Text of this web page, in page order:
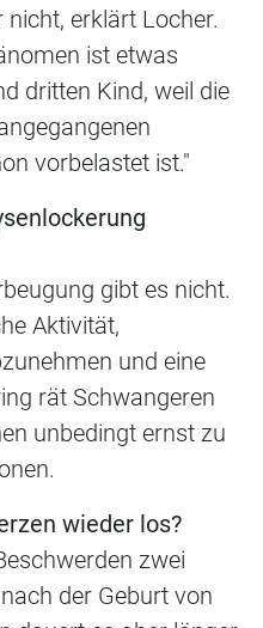
erklärt Locher.
ist etwas
dritten Kind, weil die
vorbelastet ist."
gibt es nicht.
Aktivität,
und eine
rät Schwangeren
unbedingt ernst zu
wieder los?
zwei
der Geburt von